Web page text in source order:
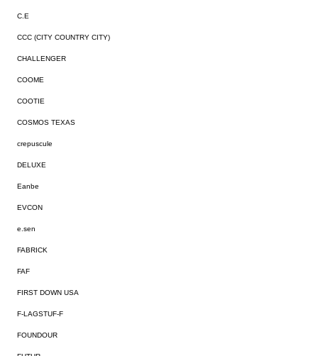
C.E
CCC (CITY COUNTRY CITY)
CHALLENGER
COOME
COOTIE
COSMOS TEXAS
crepuscule
DELUXE
Eanbe
EVCON
e.sen
FABRICK
FAF
FIRST DOWN USA
F-LAGSTUF-F
FOUNDOUR